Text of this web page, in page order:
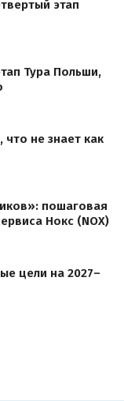
этап
Тура Польши,
что не знает как
пошаговая
Нокс (NOX)
цели на 2027–